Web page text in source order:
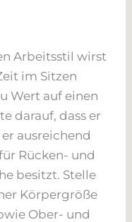
Arbeitsstil wirst
im Sitzen
Wert auf einen
darauf, dass er
ausreichend
Rücken- und
besitzt. Stelle
Körpergröße
Ober- und